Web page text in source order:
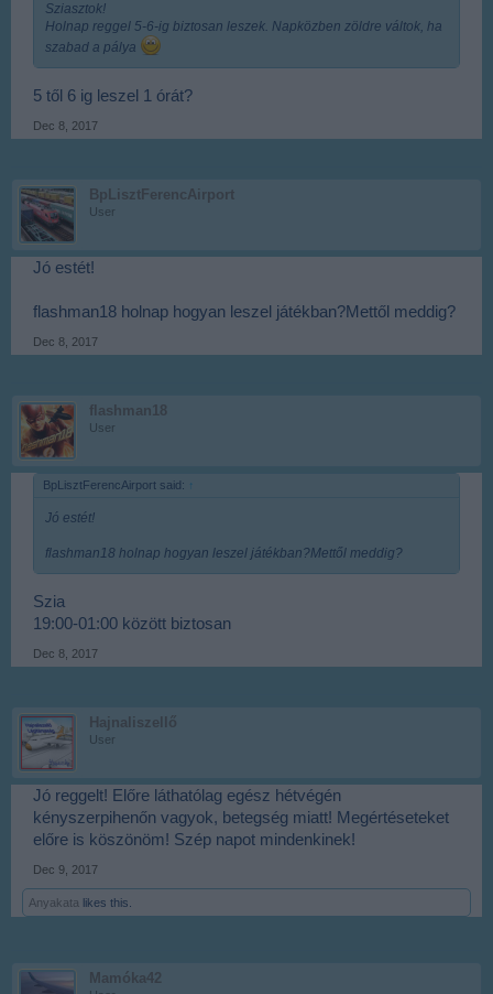
Sziasztok!
Holnap reggel 5-6-ig biztosan leszek. Napközben zöldre váltok, ha
szabad a pálya
5 től 6 ig leszel 1 órát?
Dec 8, 2017
BpLisztFerencAirport
User
Jó estét!
flashman18 holnap hogyan leszel játékban?Mettől meddig?
Dec 8, 2017
flashman18
User
BpLisztFerencAirport said: ↑
Jó estét!
flashman18 holnap hogyan leszel játékban?Mettől meddig?
Szia
19:00-01:00 között biztosan
Dec 8, 2017
Hajnaliszellő
User
Jó reggelt! Előre láthatólag egész hétvégén
kényszerpihenőn vagyok, betegség miatt! Megértéseteket
előre is köszönöm! Szép napot mindenkinek!
Dec 9, 2017
Anyakata likes this.
Mamóka42